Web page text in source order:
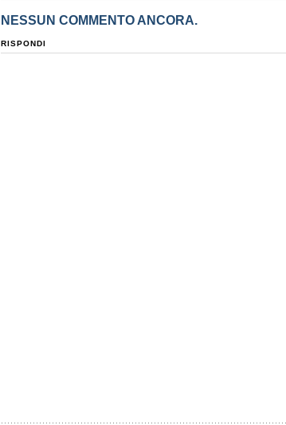
NESSUN COMMENTO ANCORA.
RISPONDI